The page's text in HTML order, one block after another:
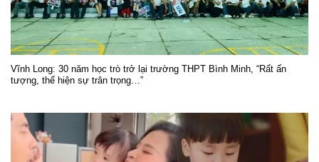
Vĩnh Long: 30 năm học trò trở lại trường THPT Bình Minh, “Rất ấn
tượng, thể hiện sự trân trọng…”